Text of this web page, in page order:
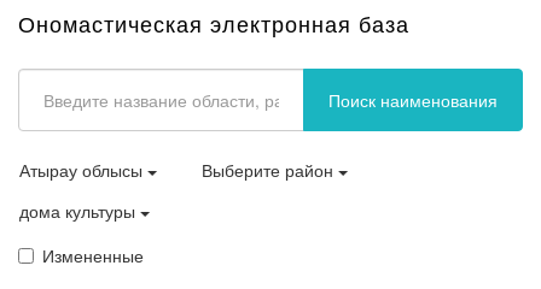
Ономастическая электронная база
Поиск наименования
Атырау облысы
Выберите район
дома культуры
Измененные